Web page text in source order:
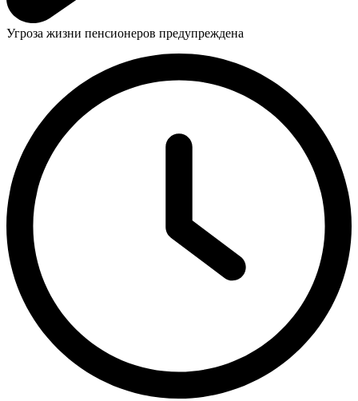
Угроза жизни пенсионеров предупреждена